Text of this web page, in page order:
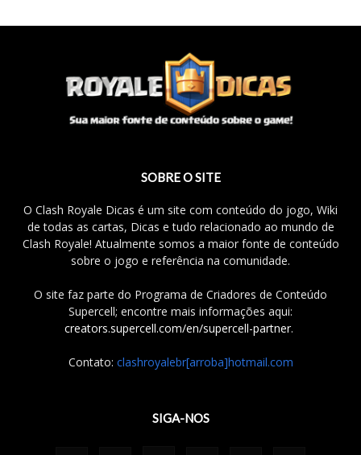
SOBRE O SITE
O Clash Royale Dicas é um site com conteúdo do jogo, Wiki
de todas as cartas, Dicas e tudo relacionado ao mundo de
Clash Royale! Atualmente somos a maior fonte de conteúdo
sobre o jogo e referência na comunidade.
O site faz parte do Programa de Criadores de Conteúdo
Supercell; encontre mais informações aqui:
creators.supercell.com/en/supercell-partner.
Contato: clashroyalebr[arroba]hotmail.com
SIGA-NOS